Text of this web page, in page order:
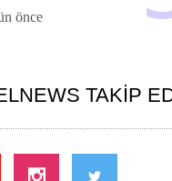
önce
TAKIP